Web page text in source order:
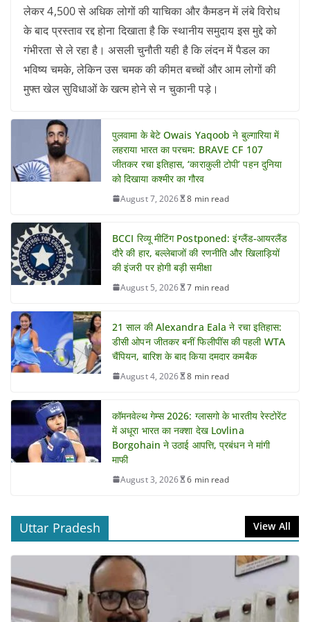
लेकर 4,500 से अधिक लोगों की याचिका और कैमडन में लंबे विरोध
के बाद प्रस्ताव रद्द होना दिखाता है कि स्थानीय समुदाय इस मुद्दे को
गंभीरता से ले रहा है। असली चुनौती यही है कि लंदन में पैडल का
भविष्य चमके, लेकिन उस चमक की कीमत बच्चों और आम लोगों की
मुफ्त खेल सुविधाओं के खत्म होने से न चुकानी पड़े।
पुलवामा के बेटे Owais Yaqoob ने बुल्गारिया में
लहराया भारत का परचम: BRAVE CF 107
जीतकर रचा इतिहास, ‘काराकुली टोपी’ पहन दुनिया
को दिखाया कश्मीर का गौरव
August 7, 2026 8 min read
BCCI रिव्यू मीटिंग Postponed: इंग्लैंड-आयरलैंड
दौरे की हार, बल्लेबाजों की रणनीति और खिलाड़ियों
की इंजरी पर होगी बड़ी समीक्षा
August 5, 2026 7 min read
21 साल की Alexandra Eala ने रचा इतिहास:
डीसी ओपन जीतकर बनीं फिलीपींस की पहली WTA
चैंपियन, बारिश के बाद किया दमदार कमबैक
August 4, 2026 8 min read
कॉमनवेल्थ गेम्स 2026: ग्लासगो के भारतीय रेस्टोरेंट
में अधूरा भारत का नक्शा देख Lovlina
Borgohain ने उठाई आपत्ति, प्रबंधन ने मांगी
माफी
August 3, 2026 6 min read
Uttar Pradesh View All